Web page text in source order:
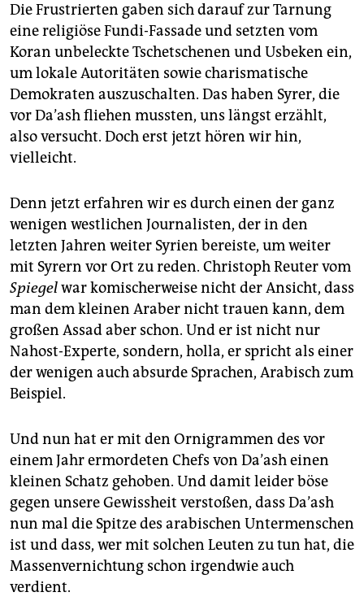
Die Frustrierten gaben sich darauf zur Tarnung
eine religiöse Fundi-Fassade und setzten vom
Koran unbeleckte Tschetschenen und Usbeken ein,
um lokale Autoritäten sowie charismatische
Demokraten auszuschalten. Das haben Syrer, die
vor Da’ash fliehen mussten, uns längst erzählt,
also versucht. Doch erst jetzt hören wir hin,
vielleicht.
Denn jetzt erfahren wir es durch einen der ganz
wenigen westlichen Journalisten, der in den
letzten Jahren weiter Syrien bereiste, um weiter
mit Syrern vor Ort zu reden. Christoph Reuter vom
Spiegelwar komischerweise nicht der Ansicht, dass
man dem kleinen Araber nicht trauen kann, dem
großen Assad aber schon. Und er ist nicht nur
Nahost-Experte, sondern, holla, er spricht als einer
der wenigen auch absurde Sprachen, Arabisch zum
Beispiel.
Und nun hat er mit den Ornigrammen des vor
einem Jahr ermordeten Chefs von Da’ash einen
kleinen Schatz gehoben. Und damit leider böse
gegen unsere Gewissheit verstoßen, dass Da’ash
nun mal die Spitze des arabischen Untermenschen
ist und dass, wer mit solchen Leuten zu tun hat, die
Massenvernichtung schon irgendwie auch
verdient.